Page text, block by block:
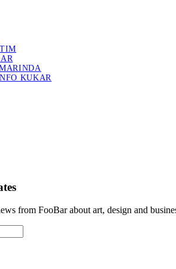
KUKAR
from FooBar about art, design and